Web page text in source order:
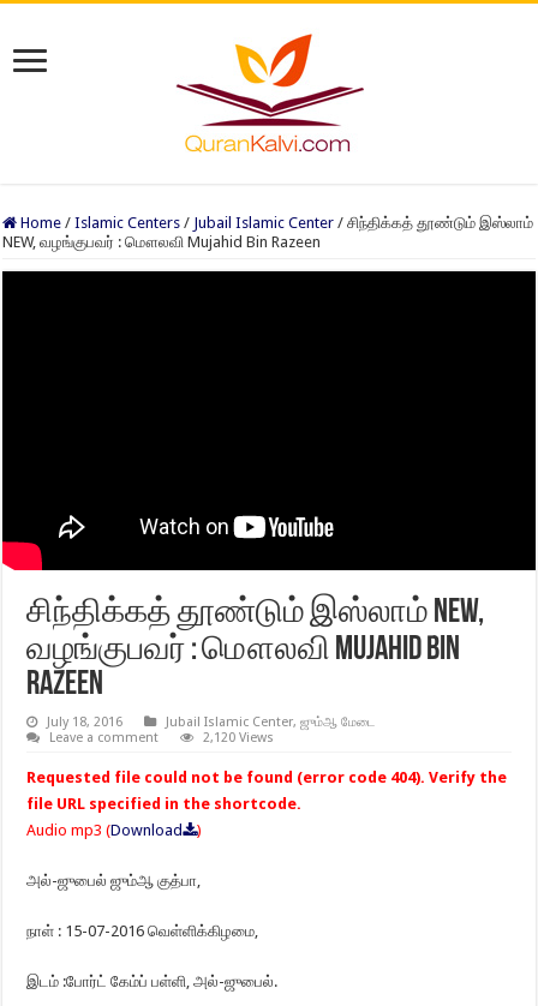
Home / Islamic Centers / Jubail Islamic Center / சிந்திக்கத் தூண்டும் இஸ்லாம்
NEW, வழங்குபவர் : மௌலவி Mujahid Bin Razeen
சிந்திக்கத் தூண்டும் இஸ்லாம் NEW,
வழங்குபவர் : மௌலவி Mujahid Bin
Razeen
July 18, 2016 Jubail Islamic Center,ஜும்ஆ மேடை
Leave a comment
2,120 Views
Requested file could not be found (error code 404). Verify the
file URL specified in the shortcode.
Audio mp3 (Download )
அல்-ஜுபைல் ஜும்ஆ குத்பா,
நாள் : 15-07-2016 வெள்ளிக்கிழமை,
இடம் :போர்ட் கேம்ப் பள்ளி, அல்-ஜுபைல்.